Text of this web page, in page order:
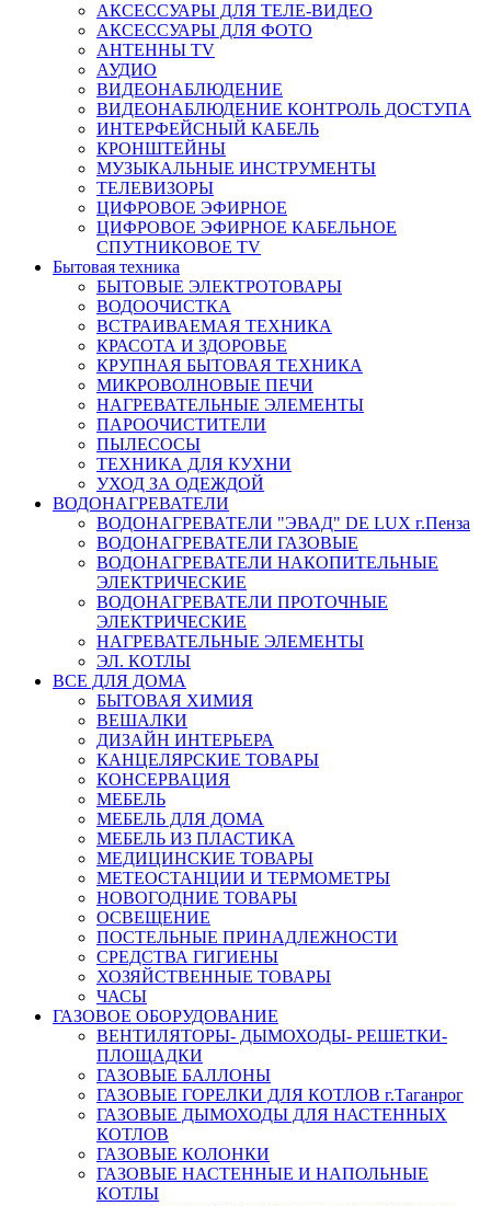
АКСЕССУАРЫ ДЛЯ ТЕЛЕ-ВИДЕО
АКСЕССУАРЫ ДЛЯ ФОТО
АНТЕННЫ TV
АУДИО
ВИДЕОНАБЛЮДЕНИЕ
ВИДЕОНАБЛЮДЕНИЕ КОНТРОЛЬ ДОСТУПА
ИНТЕРФЕЙСНЫЙ КАБЕЛЬ
КРОНШТЕЙНЫ
МУЗЫКАЛЬНЫЕ ИНСТРУМЕНТЫ
ТЕЛЕВИЗОРЫ
ЦИФРОВОЕ ЭФИРНОЕ
ЦИФРОВОЕ ЭФИРНОЕ КАБЕЛЬНОЕ
СПУТНИКОВОЕ TV
Бытовая техника
БЫТОВЫЕ ЭЛЕКТРОТОВАРЫ
ВОДООЧИСТКА
ВСТРАИВАЕМАЯ ТЕХНИКА
КРАСОТА И ЗДОРОВЬЕ
КРУПНАЯ БЫТОВАЯ ТЕХНИКА
МИКРОВОЛНОВЫЕ ПЕЧИ
НАГРЕВАТЕЛЬНЫЕ ЭЛЕМЕНТЫ
ПАРООЧИСТИТЕЛИ
ПЫЛЕСОСЫ
ТЕХНИКА ДЛЯ КУХНИ
УХОД ЗА ОДЕЖДОЙ
ВОДОНАГРЕВАТЕЛИ
ВОДОНАГРЕВАТЕЛИ "ЭВАД" DE LUX г.Пенза
ВОДОНАГРЕВАТЕЛИ ГАЗОВЫЕ
ВОДОНАГРЕВАТЕЛИ НАКОПИТЕЛЬНЫЕ
ЭЛЕКТРИЧЕСКИЕ
ВОДОНАГРЕВАТЕЛИ ПРОТОЧНЫЕ
ЭЛЕКТРИЧЕСКИЕ
НАГРЕВАТЕЛЬНЫЕ ЭЛЕМЕНТЫ
ЭЛ. КОТЛЫ
ВСЕ ДЛЯ ДОМА
БЫТОВАЯ ХИМИЯ
ВЕШАЛКИ
ДИЗАЙН ИНТЕРЬЕРА
КАНЦЕЛЯРСКИЕ ТОВАРЫ
КОНСЕРВАЦИЯ
МЕБЕЛЬ
МЕБЕЛЬ ДЛЯ ДОМА
МЕБЕЛЬ ИЗ ПЛАСТИКА
МЕДИЦИНСКИЕ ТОВАРЫ
МЕТЕОСТАНЦИИ И ТЕРМОМЕТРЫ
НОВОГОДНИЕ ТОВАРЫ
ОСВЕЩЕНИЕ
ПОСТЕЛЬНЫЕ ПРИНАДЛЕЖНОСТИ
СРЕДСТВА ГИГИЕНЫ
ХОЗЯЙСТВЕННЫЕ ТОВАРЫ
ЧАСЫ
ГАЗОВОЕ ОБОРУДОВАНИЕ
ВЕНТИЛЯТОРЫ- ДЫМОХОДЫ- РЕШЕТКИ-
ПЛОЩАДКИ
ГАЗОВЫЕ БАЛЛОНЫ
ГАЗОВЫЕ ГОРЕЛКИ ДЛЯ КОТЛОВ г.Таганрог
ГАЗОВЫЕ ДЫМОХОДЫ ДЛЯ НАСТЕННЫХ
КОТЛОВ
ГАЗОВЫЕ КОЛОНКИ
ГАЗОВЫЕ НАСТЕННЫЕ И НАПОЛЬНЫЕ
КОТЛЫ